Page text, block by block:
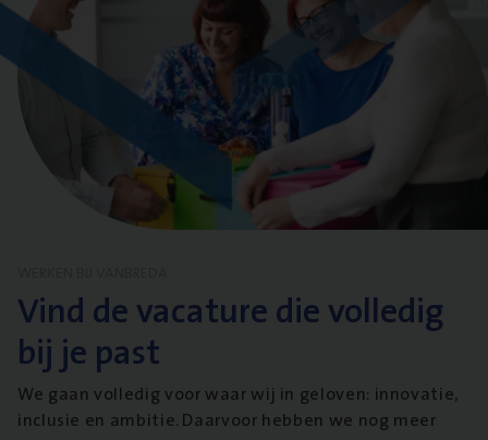
Vind de vacature die volledig
bij je past
We gaan volledig voor waar wij in geloven: innovatie,
inclusie en ambitie. Daarvoor hebben we nog meer